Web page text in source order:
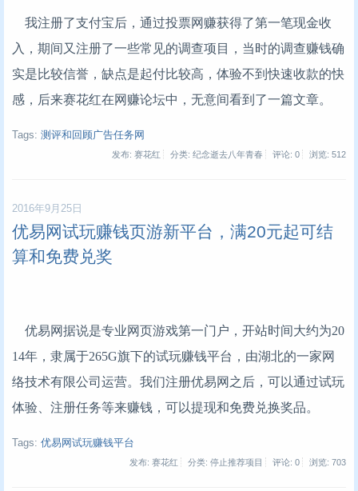
我注册了支付宝后，通过投票网赚获得了第一笔现金收
入，期间又注册了一些常见的调查项目，当时的调查赚钱确
实是比较信誉，缺点是起付比较高，体验不到快速收款的快
感，后来赛花红在网赚论坛中，无意间看到了一篇文章。
Tags: 测评和回顾广告任务网
发布: 赛花红 分类: 纪念逝去八年青春 评论: 0 浏览: 512
2016年9月25日
优易网试玩赚钱页游新平台，满20元起可结
算和免费兑奖
优易网据说是专业网页游戏第一门户，开站时间大约为20
14年，隶属于265G旗下的试玩赚钱平台，由湖北的一家网
络技术有限公司运营。我们注册优易网之后，可以通过试玩
体验、注册任务等来赚钱，可以提现和免费兑换奖品。
Tags: 优易网试玩赚钱平台
发布: 赛花红 分类: 停止推荐项目 评论: 0 浏览: 703